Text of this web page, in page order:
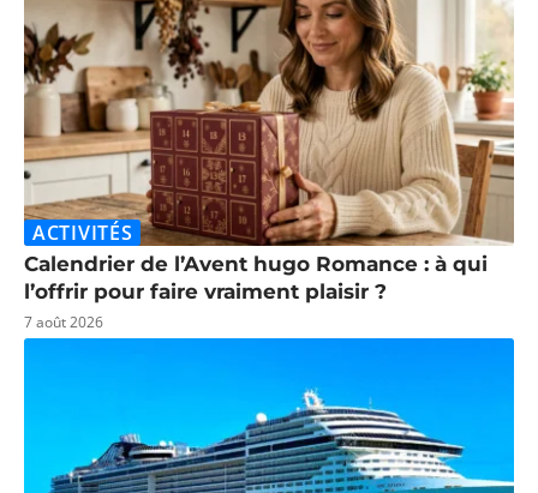
ACTIVITÉS
Calendrier de l’Avent hugo Romance : à qui
l’offrir pour faire vraiment plaisir ?
7 août 2026